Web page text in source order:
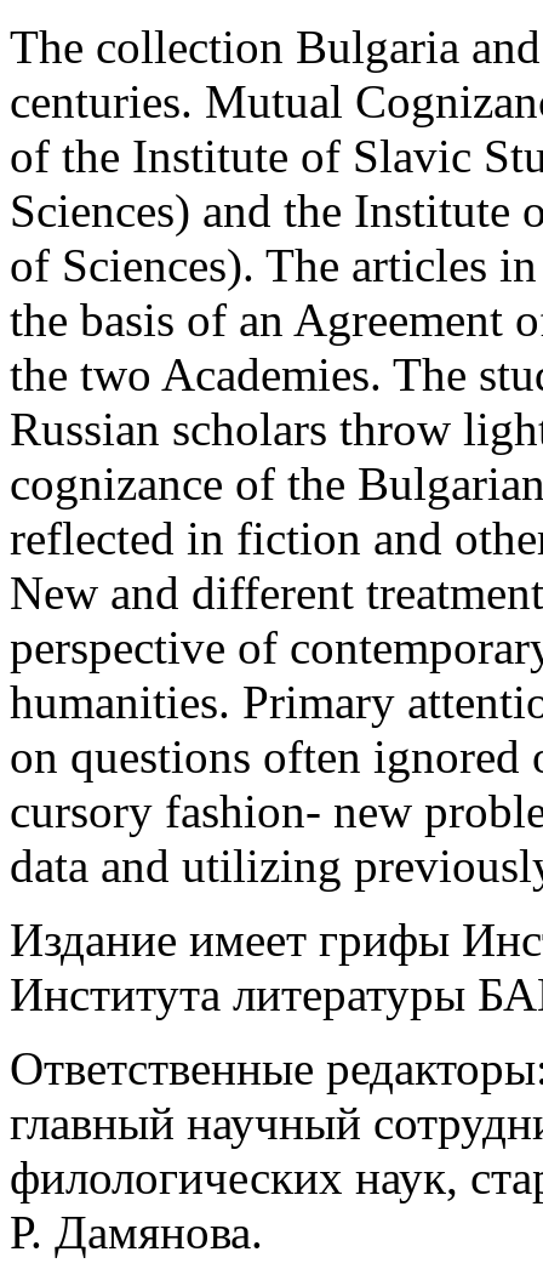
The collection Bulgaria
centuries. Mutual
of the Institute of Slavic
Sciences) and the
of Sciences). The articles
the basis of an Agreement
the two Academies. The
Russian scholars throw
cognizance of the
reflected in fiction and
New and different
perspective of
humanities. Primary
on questions often
cursory fashion- new
data and utilizing
Издание имеет грифы
Института литературы
Ответственные
главный научный
филологических наук,
Р. Дамянова.